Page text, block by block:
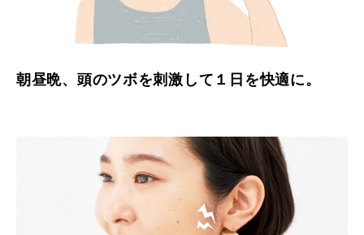
朝昼晩、頭のツボを刺激して１日を快適に。